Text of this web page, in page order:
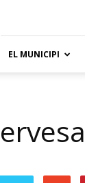
EL MUNICIPI